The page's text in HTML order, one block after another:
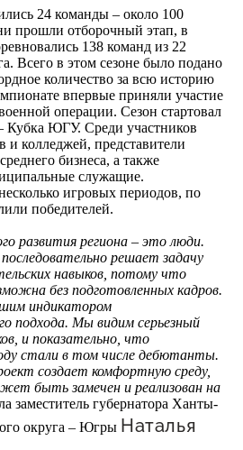
центра
успеха
молодежного
для
центра
успеха
сферы
центра
для
успеха
услуг в
центра
успеха
и
24 команды – около 100
прошли отборочный этап, в
138 команд из 22
Всего в этом сезоне было подано
количество за всю историю
впервые приняли участие
операции. Сезон стартовал
Кубка ЮГУ. Среди участников
и колледжей, представители
бизнеса, а также
служащие.
игровых периодов, по
победителей.
развития региона – это люди.
решает задачу
навыков, потому что
без подготовленных кадров.
индикатором
подхода. Мы видим серьезный
и показательно, что
стали в том числе дебютанты.
создает комфортную среду,
быть замечен и реализован на
заместитель губернатора Ханты-
округа – Югры Наталья